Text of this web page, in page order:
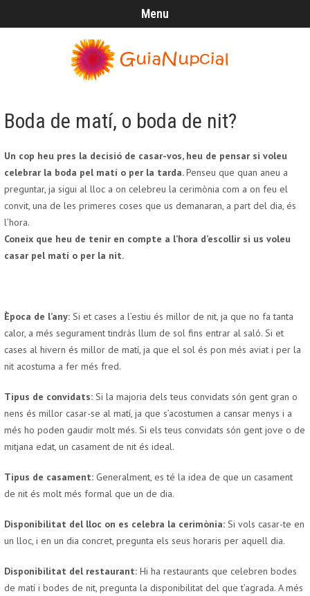
Menu
Boda de matí, o boda de nit?
Un cop heu pres la decisió de casar-vos, heu de pensar si voleu
celebrar la boda pel matí o per la tarda.Penseu que quan aneu a
preguntar, ja sigui al lloc a on celebreu la cerimònia com a on feu el
convit, una de les primeres coses que us demanaran, a part del dia, és
l’hora.
Coneix que heu de tenir en compte a l’hora d’escollir si us voleu
casar pel matí o per la nit.
Època de l’any: Si et cases a l’estiu és millor de nit, ja que no fa tanta
calor, a més segurament tindràs llum de sol fins entrar al saló. Si et
cases al hivern és millor de matí, ja que el sol és pon més aviat i per la
nit acostuma a fer més fred.
Tipus de convidats: Si la majoria dels teus convidats són gent gran o
nens és millor casar-se al matí, ja que s’acostumen a cansar menys i a
més ho poden gaudir molt més. Si els teus convidats són gent jove o de
mitjana edat, un casament de nit és ideal.
Tipus de casament: Generalment, es té la idea de que un casament
de nit és molt més formal que un de dia.
Disponibilitat del lloc on es celebra la cerimònia: Si vols casar-te en
un lloc, i en un dia concret, pregunta els seus horaris per aquell dia.
Disponibilitat del restaurant: Hi ha restaurants que celebren bodes
de matí i bodes de nit, pregunta la disponibilitat del que t’agrada. A més